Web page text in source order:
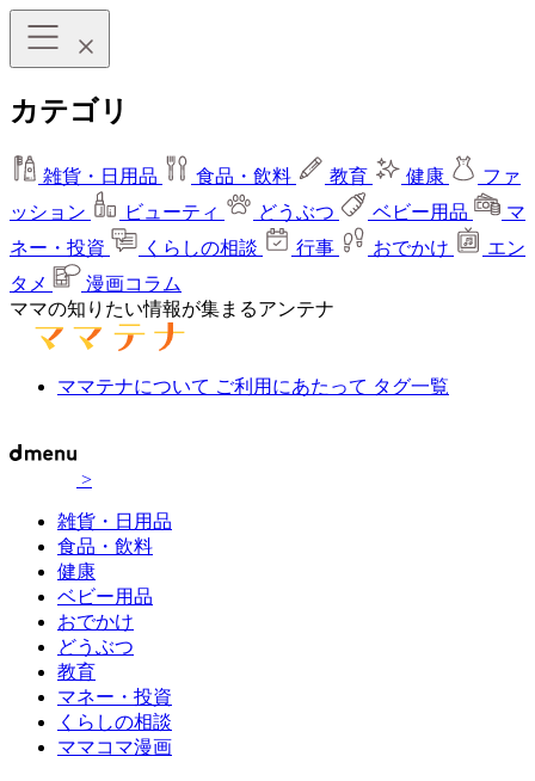
カテゴリ
雑貨・日用品 食品・飲料 教育 健康
ファ
ッション
ビューティ どうぶつ ベビー用品
マ
ネー・投資
くらしの相談 行事 おでかけ
エン
タメ
漫画コラム
ママの知りたい情報が集まるアンテナ
ママテナについて ご利用にあたって タグ一覧
>
雑貨・日用品
食品・飲料
健康
ベビー用品
おでかけ
どうぶつ
教育
マネー・投資
くらしの相談
ママコマ漫画